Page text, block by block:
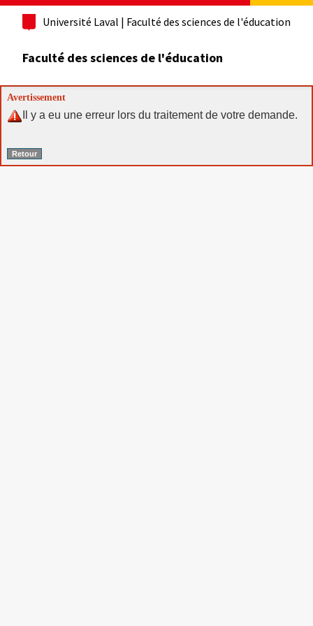
Université Laval | Faculté des sciences de l'éducation
Faculté des sciences de l'éducation
Avertissement
Il y a eu une erreur lors du traitement de votre demande.